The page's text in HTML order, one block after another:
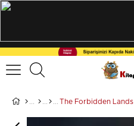
The Forbidden Lands